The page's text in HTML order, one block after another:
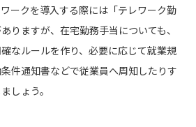
ークを導入する際には「テレワーク勤
りますが、在宅勤務手当についても、
なルールを作り、必要に応じて就業規
件通知書などで従業員へ周知したりす
しょう。